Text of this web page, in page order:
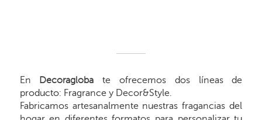
En Decoragloba te ofrecemos dos líneas de
producto: Fragrance y Decor&Style.
Fabricamos artesanalmente nuestras fragancias del